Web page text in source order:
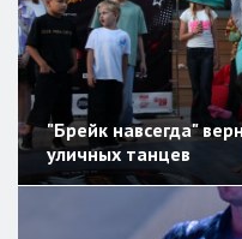
"Брейк навсегда"
уличных танцев